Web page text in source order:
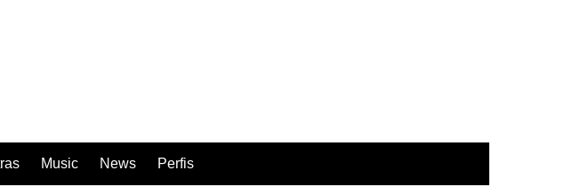
Music News Perfis